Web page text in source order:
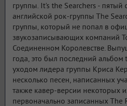
группы. It's the Searchers - пятый
английской рок-группы The
группы, который не попал в
звукозаписывающих компаний
Соединенном Королевстве.
года, это был последний альбом
уходом лидера группы Криса
несколько песен, написанных
также кавер-версии некоторых
первоначально записанных The